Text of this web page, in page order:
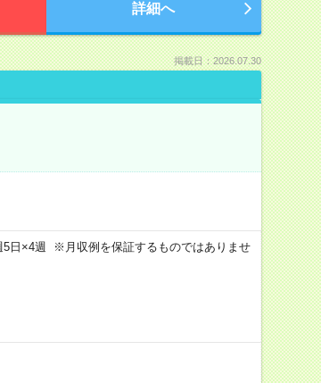
詳細へ
掲載日：2026.07.30
日×4週 ※月収例を保証するものではありませ